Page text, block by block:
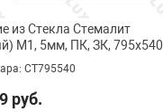
из Стекла Стемалит
М1, 5мм, ПК, ЗК, 795х540
СТ795540
руб.